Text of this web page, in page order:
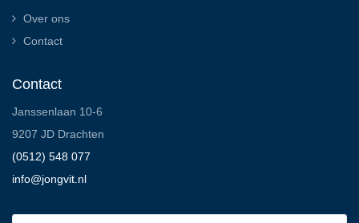
Over ons
Contact
Contact
Janssenlaan 10-6
9207 JD Drachten
(0512) 548 077
info@jongvit.nl